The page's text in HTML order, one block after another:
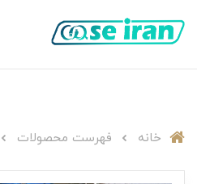
خانه فهرست محصولات